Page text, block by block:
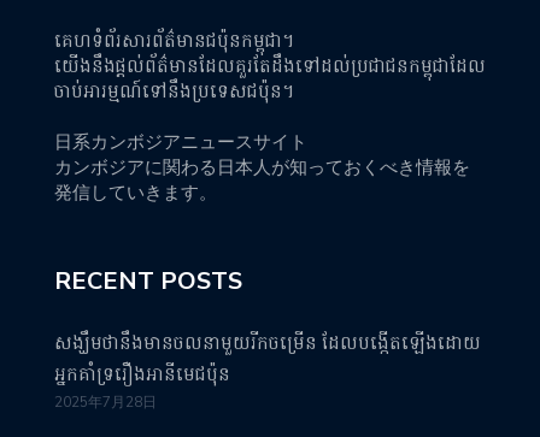
គេហទំព័រសារព័ត៌មានជប៉ុនកម្ពុជា។
យើងនឹងផ្តល់ព័ត៌មានដែលគួរតែដឹងទៅដល់ប្រជាជនកម្ពុជាដែល
ចាប់អារម្មណ៍ទៅនឹងប្រទេសជប៉ុន។
日系カンボジアニュースサイト
カンボジアに関わる日本人が知っておくべき情報を
発信していきます。
RECENT POSTS
សង្ឃឹមថានឹងមានចលនាមួយរីកចម្រើន ដែលបង្កើតឡើងដោយ
អ្នកគាំទ្ររឿងអានីមេជប៉ុន
2025年7月28日